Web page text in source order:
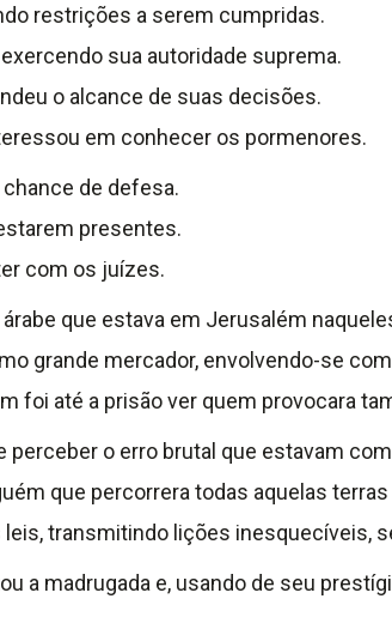
restrições a serem cumpridas.
sua autoridade suprema.
o alcance de suas decisões.
em conhecer os pormenores.
de defesa.
presentes.
com os juízes.
que estava em Jerusalém
grande mercador, envolvendo-se
foi até a prisão ver quem provocara
perceber o erro brutal que estavam
que percorrera todas aquelas
transmitindo lições inesquecíveis,
a madrugada e, usando de seu